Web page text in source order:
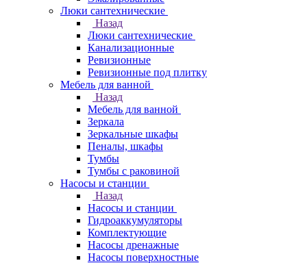
Люки сантехнические
Назад
Люки сантехнические
Канализационные
Ревизионные
Ревизионные под плитку
Мебель для ванной
Назад
Мебель для ванной
Зеркала
Зеркальные шкафы
Пеналы, шкафы
Тумбы
Тумбы с раковиной
Насосы и станции
Назад
Насосы и станции
Гидроаккумуляторы
Комплектующие
Насосы дренажные
Насосы поверхностные